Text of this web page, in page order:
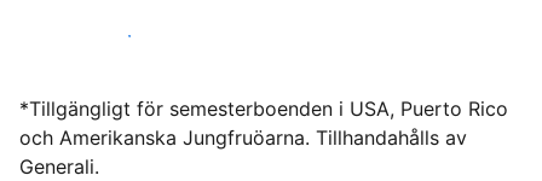
Hyr ut hos oss idag
*Tillgängligt för semesterboenden i USA, Puerto Rico
och Amerikanska Jungfruöarna. Tillhandahålls av
Generali.